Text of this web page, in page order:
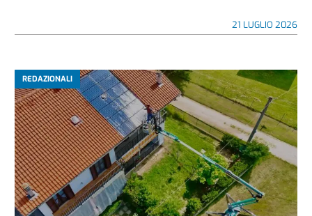
21 LUGLIO 2026
REDAZIONALI